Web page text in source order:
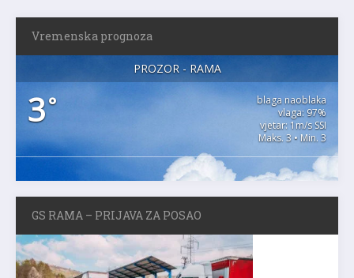
Vremenska prognoza
PROZOR - RAMA
3°
blaga naoblaka
vlaga: 97%
vjetar: 1m/s SSI
Maks. 3 • Min. 3
GS RAMA – PRIJAVA ZA POSAO